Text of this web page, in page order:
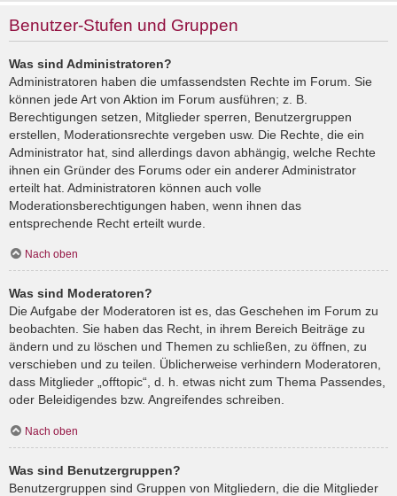
Benutzer-Stufen und Gruppen
Was sind Administratoren?
Administratoren haben die umfassendsten Rechte im Forum. Sie
können jede Art von Aktion im Forum ausführen; z. B.
Berechtigungen setzen, Mitglieder sperren, Benutzergruppen
erstellen, Moderationsrechte vergeben usw. Die Rechte, die ein
Administrator hat, sind allerdings davon abhängig, welche Rechte
ihnen ein Gründer des Forums oder ein anderer Administrator
erteilt hat. Administratoren können auch volle
Moderationsberechtigungen haben, wenn ihnen das
entsprechende Recht erteilt wurde.
Nach oben
Was sind Moderatoren?
Die Aufgabe der Moderatoren ist es, das Geschehen im Forum zu
beobachten. Sie haben das Recht, in ihrem Bereich Beiträge zu
ändern und zu löschen und Themen zu schließen, zu öffnen, zu
verschieben und zu teilen. Üblicherweise verhindern Moderatoren,
dass Mitglieder „offtopic“, d. h. etwas nicht zum Thema Passendes,
oder Beleidigendes bzw. Angreifendes schreiben.
Nach oben
Was sind Benutzergruppen?
Benutzergruppen sind Gruppen von Mitgliedern, die die Mitglieder